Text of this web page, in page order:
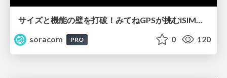
サイズと機能の壁を打破！みてねGPSが挑むiSIM活用秘話【SORACOM Discovery 2026】
soracom
PRO 0 120